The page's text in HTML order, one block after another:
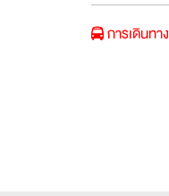
การเดินทาง